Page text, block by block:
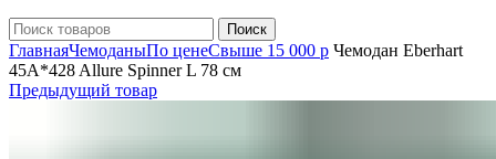
Поиск
ГлавнаяЧемоданыПо ценеСвыше 15 000 р Чемодан Eberhart
45A*428 Allure Spinner L 78 см
Предыдущий товар